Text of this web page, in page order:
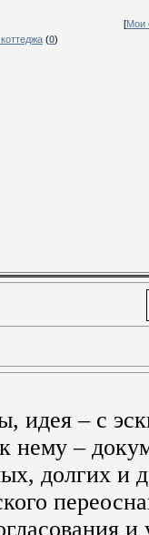
[Мои
(0)
идея – с
нему –
долгих и